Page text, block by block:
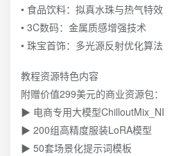
• 食品饮料：拟真水珠与热气特效
• 3C数码：金属质感增强技术
• 珠宝首饰：多光源反射优化算法
教程资源特色内容
附赠价值299美元的商业资源包：
▶ 电商专用大模型ChilloutMix_NI
▶ 200组高精度服装LoRA模型
▶ 50套场景化提示词模板